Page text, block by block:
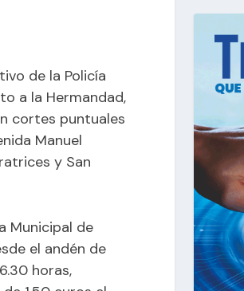
de la Policía
a la Hermandad,
cortes puntuales
Manuel
y San
Municipal de
el andén de
horas,